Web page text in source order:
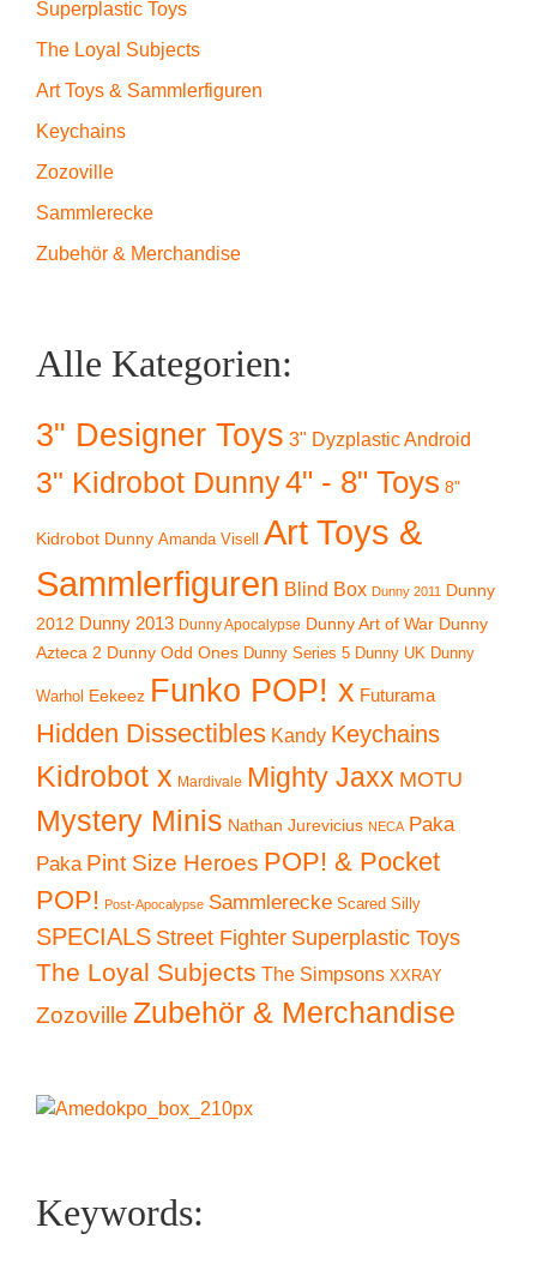
Superplastic Toys
The Loyal Subjects
Art Toys & Sammlerfiguren
Keychains
Zozoville
Sammlerecke
Zubehör & Merchandise
Alle Kategorien:
3" Designer Toys 3" Dyzplastic Android
3" Kidrobot Dunny4" - 8" Toys 8"
Kidrobot Dunny Amanda Visell
Art Toys &
Sammlerfiguren Blind Box Dunny 2011 Dunny
2012 Dunny 2013 Dunny Apocalypse Dunny Art of War Dunny
Azteca 2 Dunny Odd Ones Dunny Series 5 Dunny UK Dunny
Warhol Eekeez Funko POP! x Futurama
Hidden Dissectibles Kandy Keychains
Kidrobot x Mardivale Mighty Jaxx MOTU
Mystery Minis Nathan Jurevicius NECA Paka
Paka Pint Size Heroes POP! & Pocket
POP! Post-Apocalypse Sammlerecke Scared Silly
SPECIALS Street Fighter Superplastic Toys
The Loyal Subjects The Simpsons XXRAY
Zozoville Zubehör & Merchandise
Keywords: